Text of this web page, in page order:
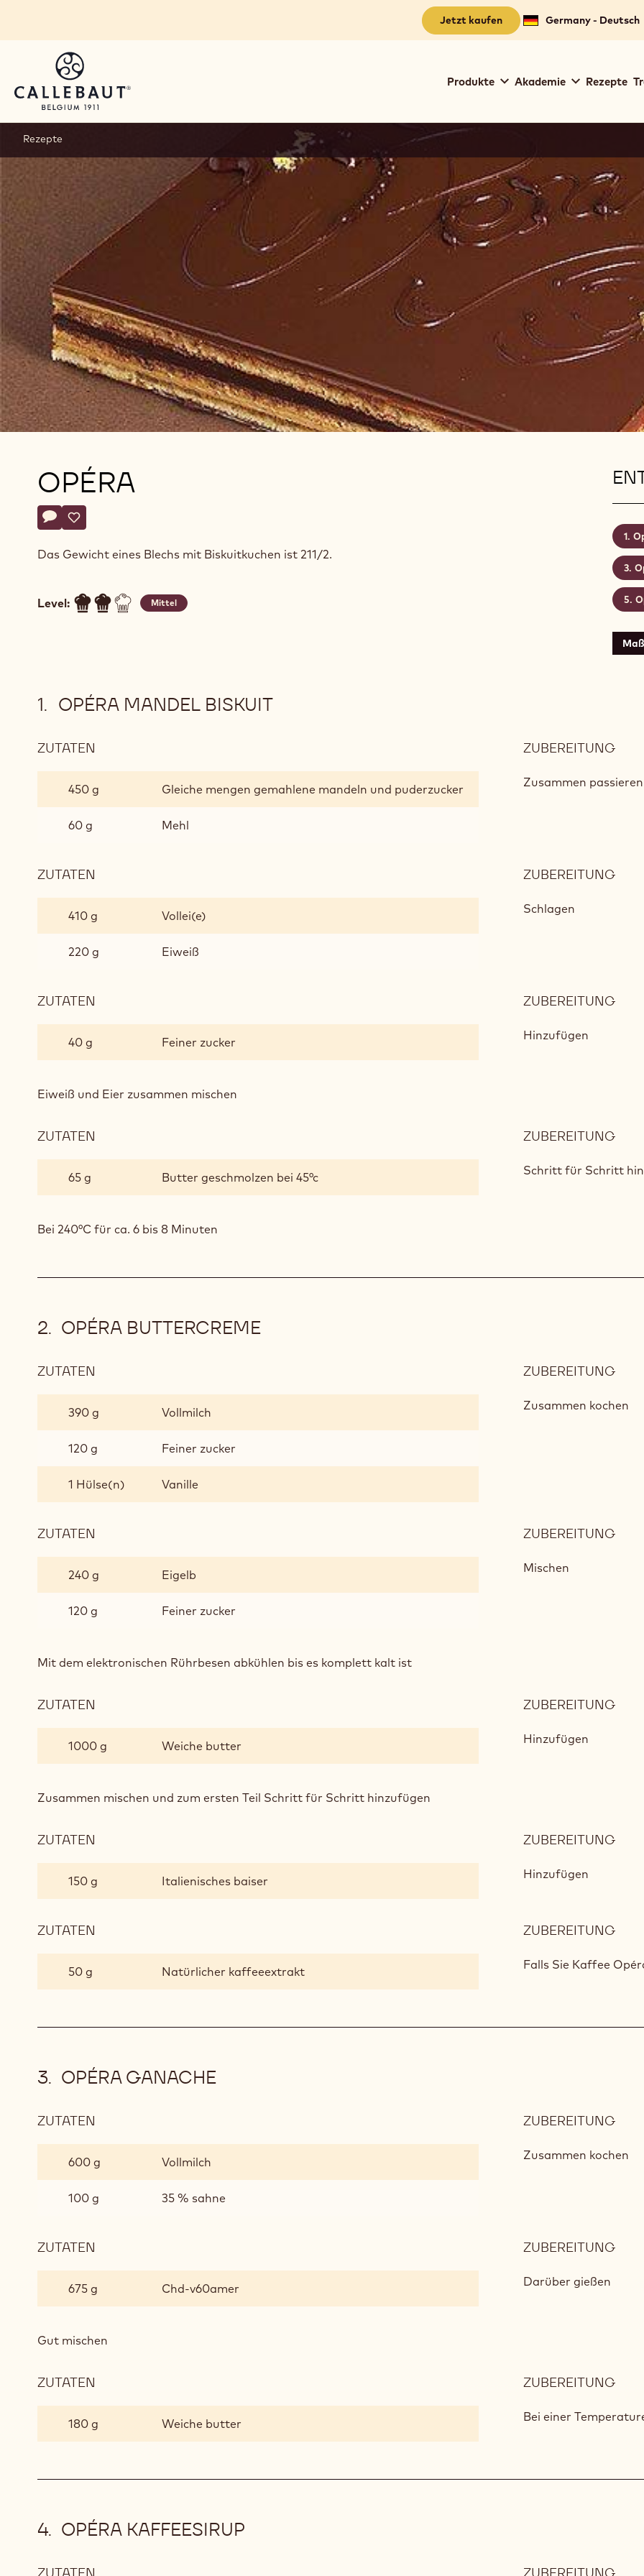
Jetzt kaufen Germany - Deutsch
navigation
Produkte Akademie Rezepte
Rezepte
OPÉRA
Actions
Schreibe einen Kommentar
- OpéraSpeichern
- Opéra
Das Gewicht eines Blechs mit Biskuitkuchen ist 211/2.
Level: Mittel
OPÉRA MANDEL BISKUIT
ZUTATEN
BISKUIT
450 g Gleiche mengen gemahlene mandeln und puderzucker
60 g Mehl
ZUBEREITUNG:
Zusammen passieren
ZUTATEN
BISKUIT
410 g Vollei(e)
220 g Eiweiß
ZUBEREITUNG:
Schlagen
ZUTATEN
40 g Feiner zucker
ZUBEREITUNG:
Hinzufügen
Eiweiß und Eier zusammen mischen
ZUTATEN
65 g Butter geschmolzen bei 45°c
ZUBEREITUNG:
Schritt für Schritt
Bei 240°C für ca. 6 bis 8 Minuten
OPÉRA BUTTERCREME
ZUTATEN
BUTTERCREME
390 g Vollmilch
120 g Feiner zucker
1 Hülse(n) Vanille
ZUBEREITUNG:
Zusammen kochen
ZUTATEN
BUTTERCREME
240 g Eigelb
120 g Feiner zucker
ZUBEREITUNG:
Mischen
Mit dem elektronischen Rührbesen abkühlen bis es komplett kalt ist
ZUTATEN
BUTTERCREME
1000 g Weiche butter
ZUBEREITUNG:
Hinzufügen
Zusammen mischen und zum ersten Teil Schritt für Schritt hinzufügen
ZUTATEN
BUTTERCREME
150 g Italienisches baiser
ZUBEREITUNG:
Hinzufügen
ZUTATEN
BUTTERCREME
50 g Natürlicher kaffeeextrakt
ZUBEREITUNG:
Falls Sie Kaffee
OPÉRA GANACHE
ZUTATEN
600 g Vollmilch
100 g 35 % sahne
ZUBEREITUNG:
Zusammen kochen
ZUTATEN
675 g Chd-v60amer
ZUBEREITUNG:
Darüber gießen
Gut mischen
ZUTATEN
180 g Weiche butter
ZUBEREITUNG:
Bei einer
OPÉRA KAFFEESIRUP